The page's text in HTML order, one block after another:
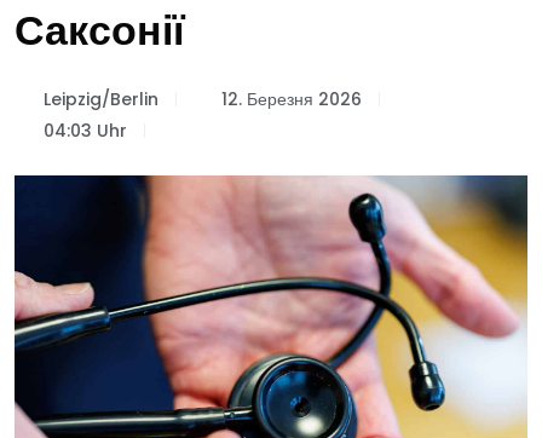
Саксонії
Leipzig/Berlin
12. Березня 2026
04:03 Uhr